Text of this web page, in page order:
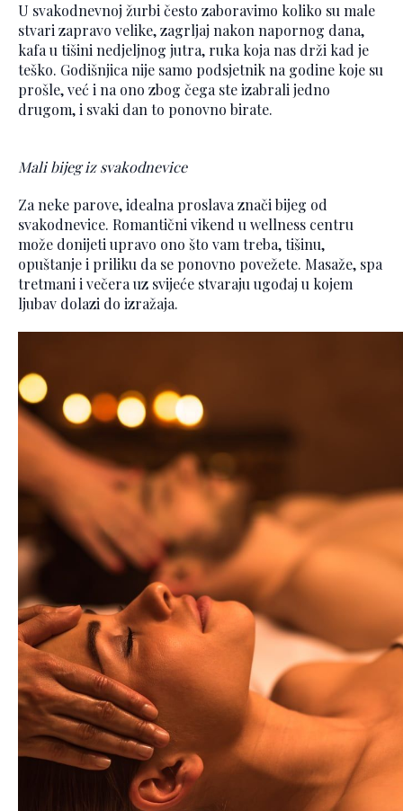
U svakodnevnoj žurbi često zaboravimo koliko su male
stvari zapravo velike, zagrljaj nakon napornog dana,
kafa u tišini nedjeljnog jutra, ruka koja nas drži kad je
teško. Godišnjica nije samo podsjetnik na godine koje su
prošle, već i na ono zbog čega ste izabrali jedno
drugom, i svaki dan to ponovno birate.
Mali bijeg iz svakodnevice
Za neke parove, idealna proslava znači bijeg od
svakodnevice. Romantični vikend u wellness centru
može donijeti upravo ono što vam treba, tišinu,
opuštanje i priliku da se ponovno povežete. Masaže, spa
tretmani i večera uz svijeće stvaraju ugođaj u kojem
ljubav dolazi do izražaja.